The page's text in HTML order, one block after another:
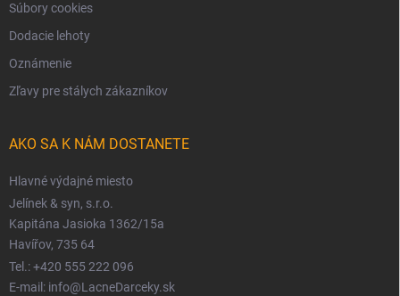
Súbory cookies
Dodacie lehoty
Oznámenie
Zľavy pre stálych zákazníkov
AKO SA K NÁM DOSTANETE
Hlavné výdajné miesto
Jelínek & syn, s.r.o.
Kapitána Jasioka 1362/15a
Havířov, 735 64
Tel.: +420 555 222 096
E-mail: info@LacneDarceky.sk